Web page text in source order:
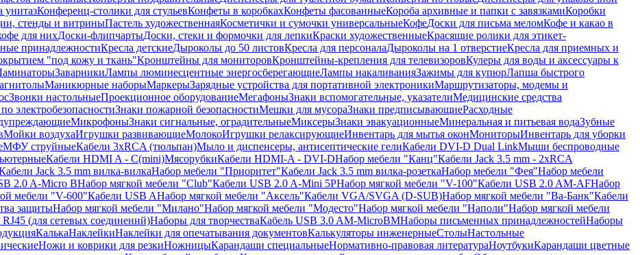
унитазКонференц-столики для стульевКонфеты в коробкахКонфеты фасованныеКороба архивные и папки с завязкамиКоробки
стенды и витриныПастель художественнаяКосметички и сумочки универсальныеКофеДоски для письма меломКофе и какао в
для нихДоски-флипчартыДоски, стеки и формочки для лепкиКраски художественныеКрасящие ролики для этикет-
принадлежностиКресла детскиеДыроколы до 50 листовКресла для персоналаДыроколы на 1 отверстиеКресла для приемных и
"под кожу и ткань"Кронштейны для мониторовКронштейны-крепления для телевизоровКулеры для воды и аксессуары к
ЗаварникиЛампы люминесцентные энергосберегающиеЛампы накаливанияЗажимы для купюрЛапша быстрого
Маникюрные наборыМаркерыЗарядные устройства для портативной электроникиМаршрутизаторы, модемы и
Звонки настольныеПроекционное оборудованиеМегафоныЗнаки вспомогательные, указателиМедицинские средства
электробезопасностиЗнаки пожарной безопасностиМешки для мусораЗнаки предписывающиеРасходные
МикрофоныЗнаки сигнальные, оградительныеМиксерыЗнаки эвакуационныеМинеральная и питьевая водаЗубные
Мойки воздухаИгрушки развивающиеМолокоИгрушки релаксирующиеИнвентарь для мытья оконМониторыИнвентарь для уборки
МФУ струйныеКабели 3xRCA (тюльпан)Мыло и диспенсеры, антисептические гелиКабели DVI-D Dual LinkМыши беспроводные
Кабели HDMI A - C(mini)МясорубкиКабели HDMI-A - DVI-DНабор мебели "Канц"Кабели Jack 3.5 mm - 2xRCA
Jack 3.5 mm вилка-вилкаНабор мебели "Приоритет"Кабели Jack 3.5 mm вилка-розеткаНабор мебели "Фея"Набор мебели
2.0 A-Micro BНабор мягкой мебели "Club"Кабели USB 2.0 A-Mini 5PНабор мягкой мебели "V-100"Кабели USB 2.0 AM-AFНабор
мебели "V-600"Кабели USB AНабор мягкой мебели "Аксель"Кабели VGA/SVGA (D-SUB)Набор мягкой мебели "Ва-Банк"Кабели
защитыНабор мягкой мебели "Милано"Набор мягкой мебели "Модесто"Набор мягкой мебели "Наполи"Набор мягкой мебели
(для сетевых соединений)Наборы для творчестваКабель USB 3.0 AM-MicroBMНаборы письменных принадлежностейНаборы
КалькаНаклейкиНаклейки для опечатывания документовКалькуляторы инженерныеСтолыНастольные
Ножи и коврики для резкиНожницыКарандаши специальныеНормативно-правовая литератураНоутбукиКарандаши цветные